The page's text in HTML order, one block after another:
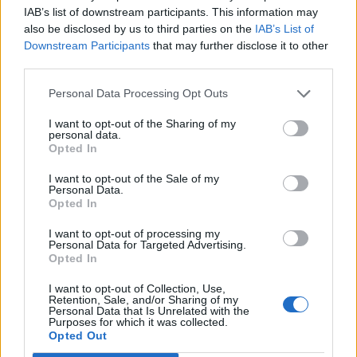
IAB’s list of downstream participants. This information may
also be disclosed by us to third parties on the IAB’s List of
Downstream Participants that may further disclose it to other
Personal Data Processing Opt Outs
I want to opt-out of the Sharing of my
personal data.
Opted In
I want to opt-out of the Sale of my
Personal Data.
Opted In
I want to opt-out of processing my
Personal Data for Targeted Advertising.
Opted In
I want to opt-out of Collection, Use,
Retention, Sale, and/or Sharing of my
Personal Data that Is Unrelated with the
Purposes for which it was collected.
Opted Out
jovens ao mundo do trabalho
Colheita de sangue regressa ao
Hospital Sousa Martins durante o mês
de agosto
DESTAQUES